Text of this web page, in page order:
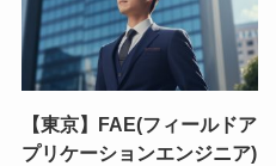
【東京】FAE(フィールドア
プリケーションエンジニア)